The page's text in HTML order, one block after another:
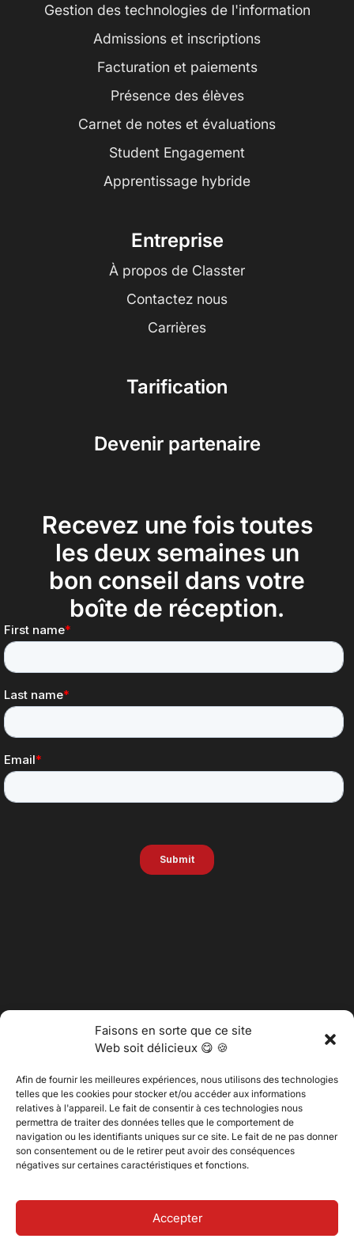
Faisons en sorte que ce site
Web soit délicieux 😋 🍪
Afin de fournir les meilleures expériences, nous utilisons des technologies
telles que les cookies pour stocker et/ou accéder aux informations
relatives à l'appareil. Le fait de consentir à ces technologies nous
permettra de traiter des données telles que le comportement de
navigation ou les identifiants uniques sur ce site. Le fait de ne pas donner
son consentement ou de le retirer peut avoir des conséquences
négatives sur certaines caractéristiques et fonctions.
Accepter
Gestion des technologies de l'information
Admissions et inscriptions
Facturation et paiements
Présence des élèves
Carnet de notes et évaluations
Student Engagement
Apprentissage hybride
Entreprise
À propos de Classter
Contactez nous
Carrières
Tarification
Devenir partenaire
Recevez une fois toutes
les deux semaines un
bon conseil dans votre
boîte de réception.
@2025 Vertitech. Tous droits réservés.
Politique de confidentialité